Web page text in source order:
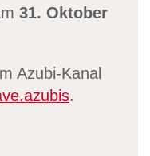
31. Oktober
Azubi-Kanal
.